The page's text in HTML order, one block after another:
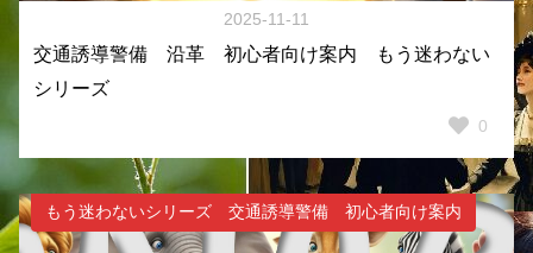
2025-11-11
交通誘導警備 沿革 初心者向け案内 もう迷わない
シリーズ
0
もう迷わないシリーズ 交通誘導警備 初心者向け案内